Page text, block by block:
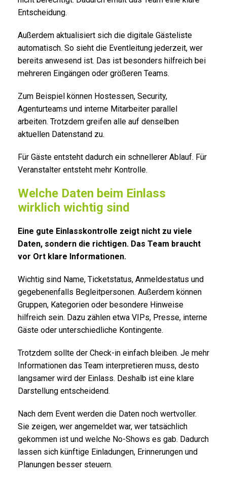
Entscheidung.
Außerdem aktualisiert sich die digitale Gästeliste
automatisch. So sieht die Eventleitung jederzeit, wer
bereits anwesend ist. Das ist besonders hilfreich bei
mehreren Eingängen oder größeren Teams.
Zum Beispiel können Hostessen, Security,
Agenturteams und interne Mitarbeiter parallel
arbeiten. Trotzdem greifen alle auf denselben
aktuellen Datenstand zu.
Für Gäste entsteht dadurch ein schnellerer Ablauf. Für
Veranstalter entsteht mehr Kontrolle.
Welche Daten beim Einlass
wirklich wichtig sind
Eine gute Einlasskontrolle zeigt nicht zu viele
Daten, sondern die richtigen. Das Team braucht
vor Ort klare Informationen.
Wichtig sind Name, Ticketstatus, Anmeldestatus und
gegebenenfalls Begleitpersonen. Außerdem können
Gruppen, Kategorien oder besondere Hinweise
hilfreich sein. Dazu zählen etwa VIPs, Presse, interne
Gäste oder unterschiedliche Kontingente.
Trotzdem sollte der Check-in einfach bleiben. Je mehr
Informationen das Team interpretieren muss, desto
langsamer wird der Einlass. Deshalb ist eine klare
Darstellung entscheidend.
Nach dem Event werden die Daten noch wertvoller.
Sie zeigen, wer angemeldet war, wer tatsächlich
gekommen ist und welche No-Shows es gab. Dadurch
lassen sich künftige Einladungen, Erinnerungen und
Planungen besser steuern.